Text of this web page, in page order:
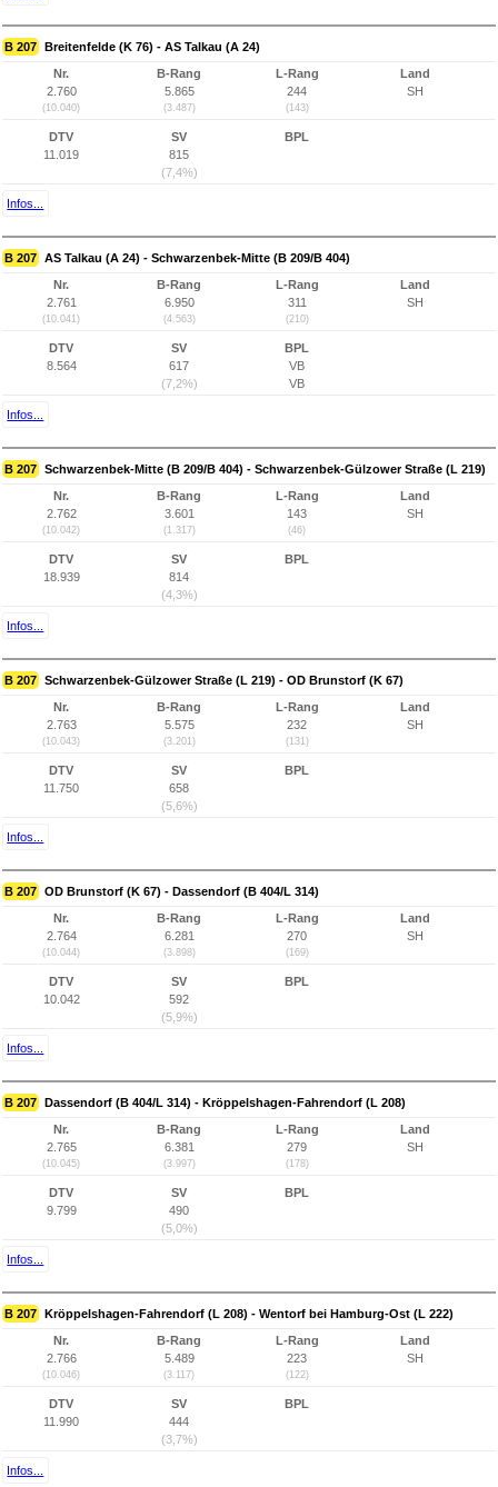
B 207 Breitenfelde (K 76) - AS Talkau (A 24)
Nr.
2.760
(10.040)
B-Rang
5.865
(3.487)
L-Rang
244
(143)
Land
SH
DTV
11.019
SV
815
(7,4%)
BPL
Infos...
B 207 AS Talkau (A 24) - Schwarzenbek-Mitte (B 209/B 404)
Nr.
2.761
(10.041)
B-Rang
6.950
(4.563)
L-Rang
311
(210)
Land
SH
DTV
8.564
SV
617
(7,2%)
BPL
VB
VB
Infos...
B 207 Schwarzenbek-Mitte (B 209/B 404) - Schwarzenbek-Gülzower Straße (L 219)
Nr.
2.762
(10.042)
B-Rang
3.601
(1.317)
L-Rang
143
(46)
Land
SH
DTV
18.939
SV
814
(4,3%)
BPL
Infos...
B 207 Schwarzenbek-Gülzower Straße (L 219) - OD Brunstorf (K 67)
Nr.
2.763
(10.043)
B-Rang
5.575
(3.201)
L-Rang
232
(131)
Land
SH
DTV
11.750
SV
658
(5,6%)
BPL
Infos...
B 207 OD Brunstorf (K 67) - Dassendorf (B 404/L 314)
Nr.
2.764
(10.044)
B-Rang
6.281
(3.898)
L-Rang
270
(169)
Land
SH
DTV
10.042
SV
592
(5,9%)
BPL
Infos...
B 207 Dassendorf (B 404/L 314) - Kröppelshagen-Fahrendorf (L 208)
Nr.
2.765
(10.045)
B-Rang
6.381
(3.997)
L-Rang
279
(178)
Land
SH
DTV
9.799
SV
490
(5,0%)
BPL
Infos...
B 207 Kröppelshagen-Fahrendorf (L 208) - Wentorf bei Hamburg-Ost (L 222)
Nr.
2.766
(10.046)
B-Rang
5.489
(3.117)
L-Rang
223
(122)
Land
SH
DTV
11.990
SV
444
(3,7%)
BPL
Infos...